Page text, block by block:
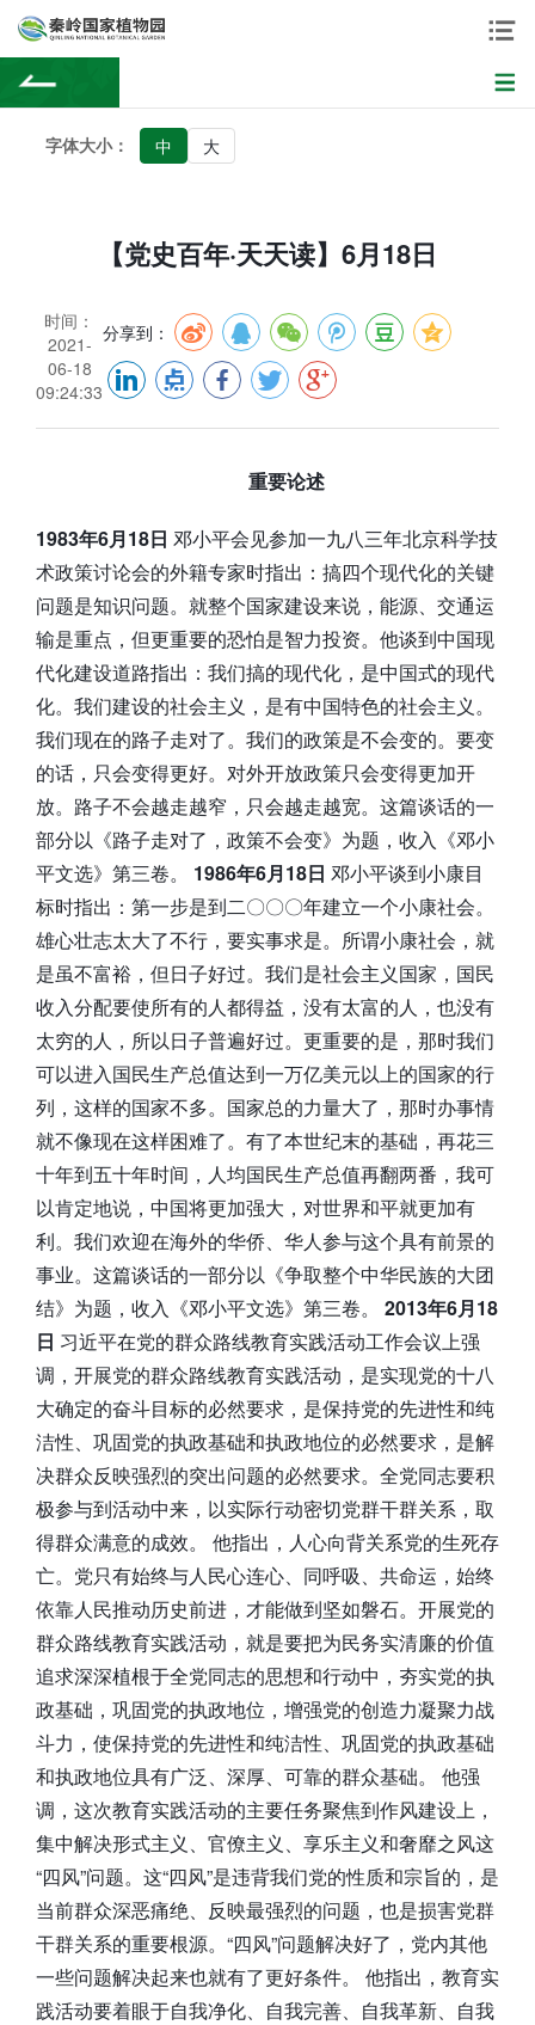
字体大小： 中 大
【党史百年·天天读】6月18日
时间：
2021-
06-18
09:24:33
分享到：
重要论述
1983年6月18日 邓小平会见参加一九八三年北京科学技
术政策讨论会的外籍专家时指出：搞四个现代化的关键
问题是知识问题。就整个国家建设来说，能源、交通运
输是重点，但更重要的恐怕是智力投资。他谈到中国现
代化建设道路指出：我们搞的现代化，是中国式的现代
化。我们建设的社会主义，是有中国特色的社会主义。
我们现在的路子走对了。我们的政策是不会变的。要变
的话，只会变得更好。对外开放政策只会变得更加开
放。路子不会越走越窄，只会越走越宽。这篇谈话的一
部分以《路子走对了，政策不会变》为题，收入《邓小
平文选》第三卷。 1986年6月18日 邓小平谈到小康目
标时指出：第一步是到二〇〇〇年建立一个小康社会。
雄心壮志太大了不行，要实事求是。所谓小康社会，就
是虽不富裕，但日子好过。我们是社会主义国家，国民
收入分配要使所有的人都得益，没有太富的人，也没有
太穷的人，所以日子普遍好过。更重要的是，那时我们
可以进入国民生产总值达到一万亿美元以上的国家的行
列，这样的国家不多。国家总的力量大了，那时办事情
就不像现在这样困难了。有了本世纪末的基础，再花三
十年到五十年时间，人均国民生产总值再翻两番，我可
以肯定地说，中国将更加强大，对世界和平就更加有
利。我们欢迎在海外的华侨、华人参与这个具有前景的
事业。这篇谈话的一部分以《争取整个中华民族的大团
结》为题，收入《邓小平文选》第三卷。 2013年6月18
日 习近平在党的群众路线教育实践活动工作会议上强
调，开展党的群众路线教育实践活动，是实现党的十八
大确定的奋斗目标的必然要求，是保持党的先进性和纯
洁性、巩固党的执政基础和执政地位的必然要求，是解
决群众反映强烈的突出问题的必然要求。全党同志要积
极参与到活动中来，以实际行动密切党群干群关系，取
得群众满意的成效。 他指出，人心向背关系党的生死存
亡。党只有始终与人民心连心、同呼吸、共命运，始终
依靠人民推动历史前进，才能做到坚如磐石。开展党的
群众路线教育实践活动，就是要把为民务实清廉的价值
追求深深植根于全党同志的思想和行动中，夯实党的执
政基础，巩固党的执政地位，增强党的创造力凝聚力战
斗力，使保持党的先进性和纯洁性、巩固党的执政基础
和执政地位具有广泛、深厚、可靠的群众基础。 他强
调，这次教育实践活动的主要任务聚焦到作风建设上，
集中解决形式主义、官僚主义、享乐主义和奢靡之风这
“四风”问题。这“四风”是违背我们党的性质和宗旨的，是
当前群众深恶痛绝、反映最强烈的问题，也是损害党群
干群关系的重要根源。“四风”问题解决好了，党内其他
一些问题解决起来也就有了更好条件。 他指出，教育实
践活动要着眼于自我净化、自我完善、自我革新、自我